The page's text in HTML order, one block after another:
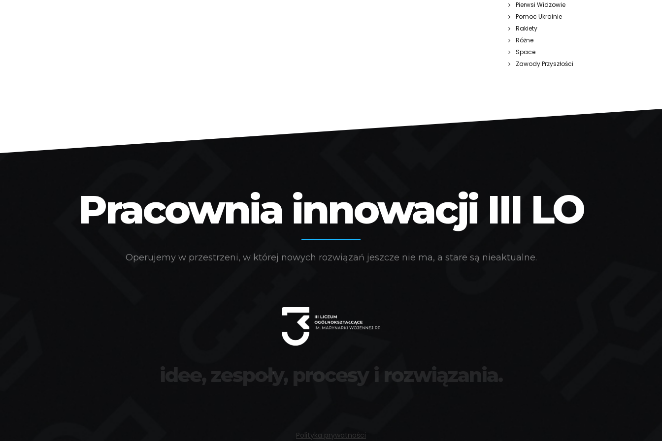
Pierwsi Widzowie
Pomoc Ukrainie
Rakiety
Różne
Space
Zawody Przyszłości
Pracownia innowacji III LO
Operujemy w przestrzeni, w której nowych rozwiązań jeszcze nie ma, a stare są nieaktualne.
idee, zespoły, procesy i rozwiązania.
Polityka prywatności